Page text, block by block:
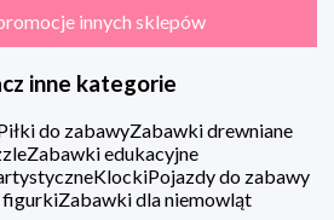
innych sklepów
inne kategorie
do zabawyZabawki drewniane
Zabawki edukacyjne
KlockiPojazdy do zabawy
figurkiZabawki dla niemowląt